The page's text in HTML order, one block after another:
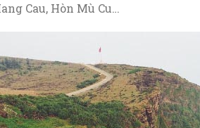
Cau, Hòn Mù Cu…